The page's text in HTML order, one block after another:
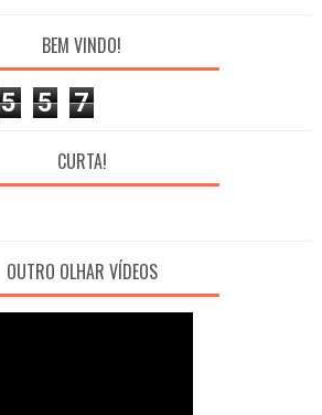
BEM VINDO!
5 5 7
CURTA!
OUTRO OLHAR VÍDEOS